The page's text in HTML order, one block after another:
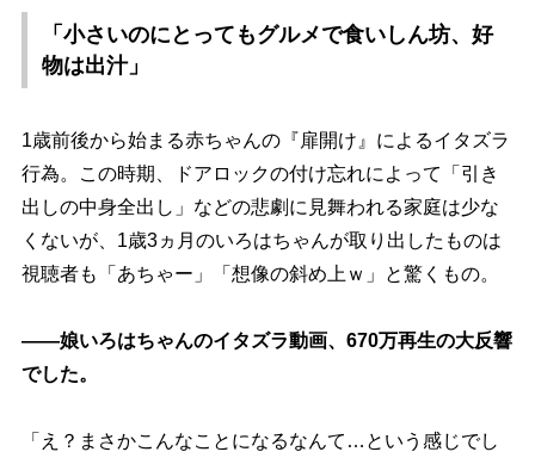
「小さいのにとってもグルメで食いしん坊、好
物は出汁」
1歳前後から始まる赤ちゃんの『扉開け』によるイタズラ
行為。この時期、ドアロックの付け忘れによって「引き
出しの中身全出し」などの悲劇に見舞われる家庭は少な
くないが、1歳3ヵ月のいろはちゃんが取り出したものは
視聴者も「あちゃー」「想像の斜め上ｗ」と驚くもの。
――娘いろはちゃんのイタズラ動画、670万再生の大反響
でした。
「え？まさかこんなことになるなんて…という感じでし